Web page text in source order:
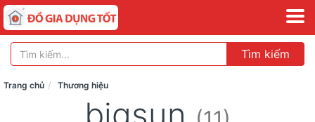
Tìm kiếm
Trang chủ Thương hiệu